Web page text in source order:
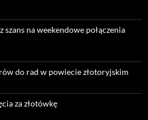
na weekendowe połączenia
do rad w powiecie złotoryjskim
za złotówkę